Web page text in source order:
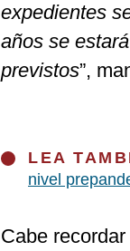
expedientes
años se
previstos”,
LEA
nivel
Cabe